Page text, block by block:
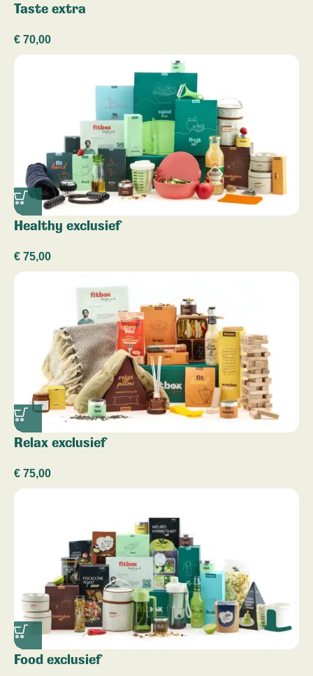
Taste extra
€ 70,00
Healthy exclusief
€ 75,00
Relax exclusief
€ 75,00
Food exclusief